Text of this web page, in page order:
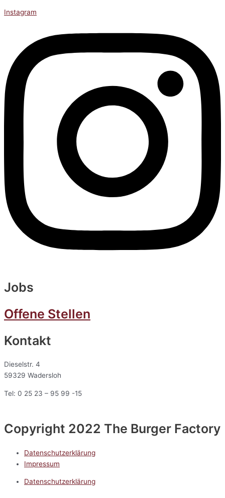
Instagram
Jobs
Offene Stellen
Kontakt
Dieselstr. 4
59329 Wadersloh
Tel: 0 25 23 – 95 99 -15
Copyright 2022 The Burger Factory
Datenschutzerklärung
Impressum
Datenschutzerklärung